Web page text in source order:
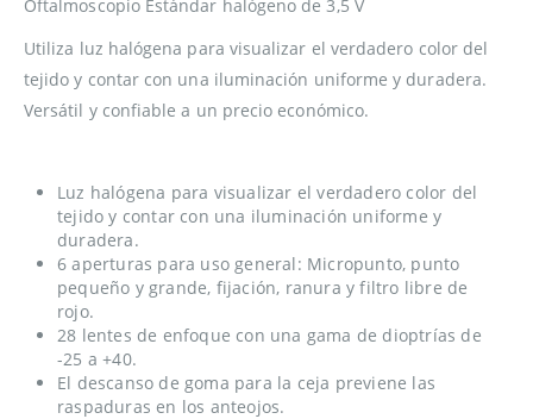
Oftalmoscopio Estándar halógeno de 3,5 V
Utiliza luz halógena para visualizar el verdadero color del
tejido y contar con una iluminación uniforme y duradera.
Versátil y confiable a un precio económico.
Luz halógena para visualizar el verdadero color del
tejido y contar con una iluminación uniforme y
duradera.
6 aperturas para uso general: Micropunto, punto
pequeño y grande, fijación, ranura y filtro libre de
rojo.
28 lentes de enfoque con una gama de dioptrías de
-25 a +40.
El descanso de goma para la ceja previene las
raspaduras en los anteojos.